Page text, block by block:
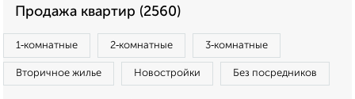
Продажа квартир (2560)
1‑комнатные 2‑комнатные 3‑комнатные
Вторичное жилье Новостройки Без посредников